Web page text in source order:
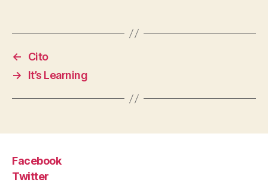
←
Cito
→
It’s Learning
Facebook
Twitter